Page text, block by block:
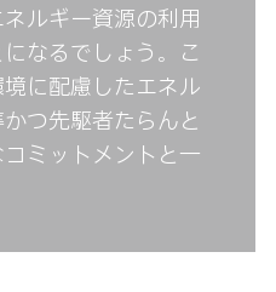
ルギー資源の利用
なるでしょう。こ
に配慮したエネル
つ先駆者たらんと
ミットメントと一